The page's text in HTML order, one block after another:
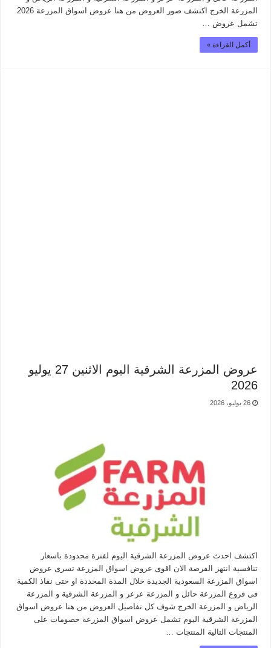
المزرعة الخرج اكتشف صور العروض من هنا عروض اسواق المزرعة 2026
تشمل عروض …
أكمل القراءة »
عروض المزرعة الشرقية اليوم الاثنين 27 يوليو
2026
26 يوليو، 2026
اكتشف احدث عروض المزرعة الشرقية اليوم لفترة محدودة باسعار
تنافسية انتهز الفرصة الان اقوى عروض اسواق المزرعة تسرى عروض
اسواق المزرعة السعودية الجديدة خلال المدة المحددة او حتى نفاذ الكمية
فى فروع المزرعة حائل و المزرعة عرعر و المزرعة الشرقية و المزرعة
الرياض و المزرعة الخرج شوف كل تفاصيل العروض من هنا عروض اسواق
المزرعة الشرقية اليوم تشمل عروض اسواق المزرعة خصومات على
المنتجات التالية المنتجات …